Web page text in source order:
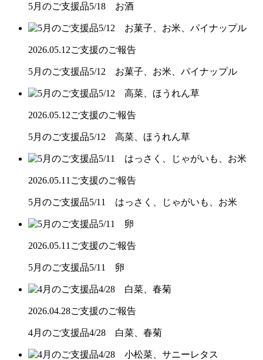
5月のご支援品5/18 お酒
2026.05.12ご支援のご報告
5月のご支援品5/12 お菓子、お米、パイナップル
2026.05.12ご支援のご報告
5月のご支援品5/12 高菜、ほうれん草
2026.05.11 ご支援のご報告
5月のご支援品5/11 はっさく、じゃがいも、お米
2026.05.11 ご支援のご報告
5月のご支援品5/11 卵
2026.04.28ご支援のご報告
4月のご支援品4/28 白菜、春菊